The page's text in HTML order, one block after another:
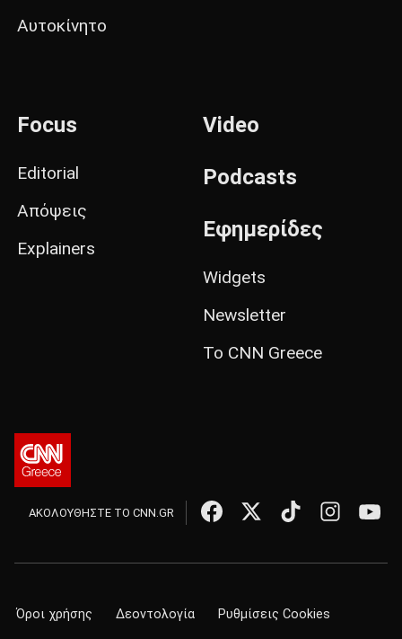
Αυτοκίνητο
Focus
Editorial
Απόψεις
Explainers
Video
Podcasts
Εφημερίδες
Widgets
Newsletter
Το CNN Greece
ΑΚΟΛΟΥΘΗΣΤΕ ΤΟ CNN.GR
Όροι χρήσης Δεοντολογία Ρυθμίσεις Cookies